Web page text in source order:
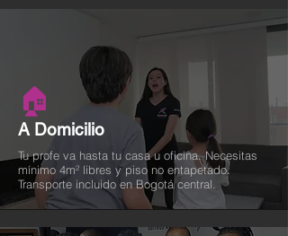
🏠
A Domicilio
Tu profe va hasta tu casa u oficina. Necesitas
mínimo 4m² libres y piso no entapetado.
Transporte incluido en Bogotá central.